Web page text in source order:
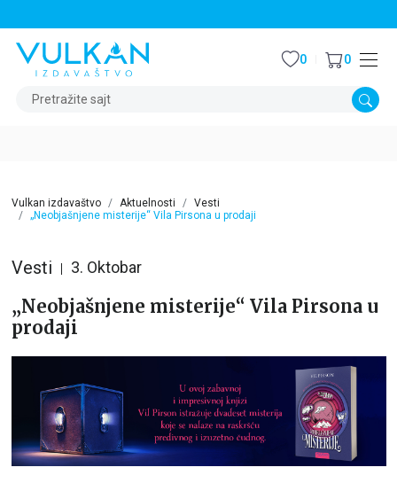
Pretražite sajt
0 0
Vulkan izdavaštvo Aktuelnosti
Vesti
„Neobjašnjene misterije“ Vila Pirsona u prodaji
Vesti 3. Oktobar
„Neobjašnjene misterije“ Vila Pirsona u
prodaji